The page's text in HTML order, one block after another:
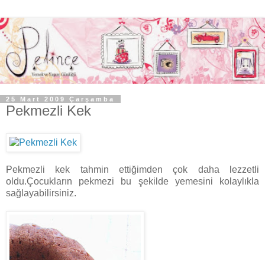
25 Mart 2009 Çarşamba
Pekmezli Kek
Pekmezli kek tahmin ettiğimden çok daha lezzetli
oldu.Çocukların pekmezi bu şekilde yemesini kolaylıkla
sağlayabilirsiniz.